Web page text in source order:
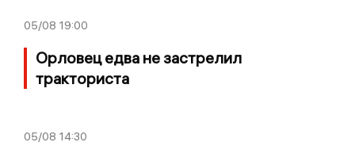
05/08 19:00
Орловец едва не застрелил
тракториста
05/08 14:30